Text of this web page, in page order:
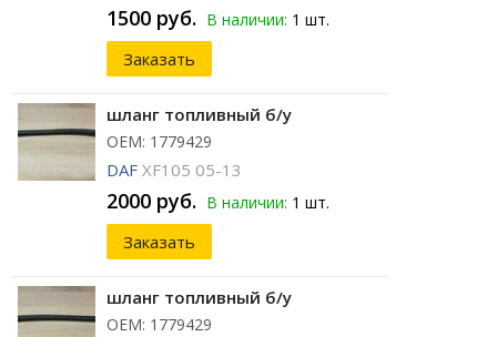
1500 руб. В наличии: 1 шт.
Заказать
шланг топливный б/у
ОЕМ: 1779429
DAF XF105 05-13
2000 руб. В наличии: 1 шт.
Заказать
шланг топливный б/у
ОЕМ: 1779429